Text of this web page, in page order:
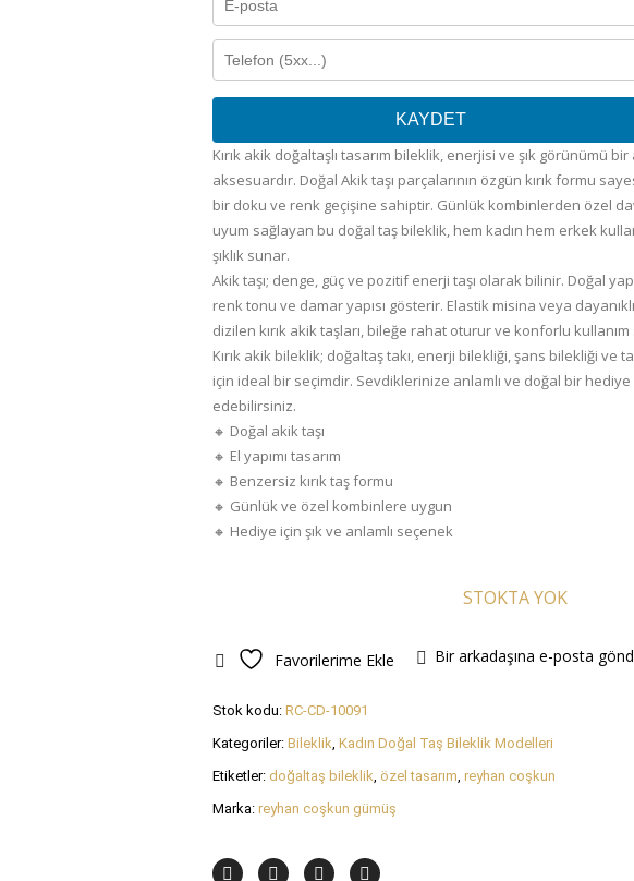
KAYDET
Kırık akik doğaltaşlı tasarım bileklik, enerjisi ve şık görünümü
aksesuardır. Doğal Akik taşı parçalarının özgün kırık formu
bir doku ve renk geçişine sahiptir. Günlük kombinlerden özel
uyum sağlayan bu doğal taş bileklik, hem kadın hem erkek
şıklık sunar.
Akik taşı; denge, güç ve pozitif enerji taşı olarak bilinir. Doğal
renk tonu ve damar yapısı gösterir. Elastik misina veya
dizilen kırık akik taşları, bileğe rahat oturur ve konforlu kullanım
Kırık akik bileklik; doğaltaş takı, enerji bilekliği, şans bilekliği ve
için ideal bir seçimdir. Sevdiklerinize anlamlı ve doğal bir
edebilirsiniz.
🔸 Doğal akik taşı
🔸 El yapımı tasarım
🔸 Benzersiz kırık taş formu
🔸 Günlük ve özel kombinlere uygun
🔸 Hediye için şık ve anlamlı seçenek
STOKTA YOK
Favorilerime Ekle Bir arkadaşına e-posta
Stok kodu: RC-CD-10091
Kategoriler: Bileklik Kadın Doğal Taş Bileklik Modelleri
Etiketler: doğaltaş bileklik özel tasarım reyhan coşkun
Marka: reyhan coşkun gümüş